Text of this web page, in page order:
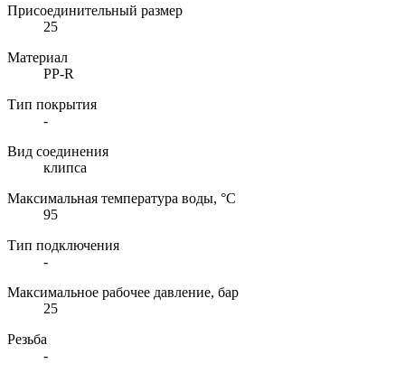
Присоединительный размер
25
Материал
PP-R
Тип покрытия
-
Вид соединения
клипса
Максимальная температура воды, °C
95
Тип подключения
-
Максимальное рабочее давление, бар
25
Резьба
-